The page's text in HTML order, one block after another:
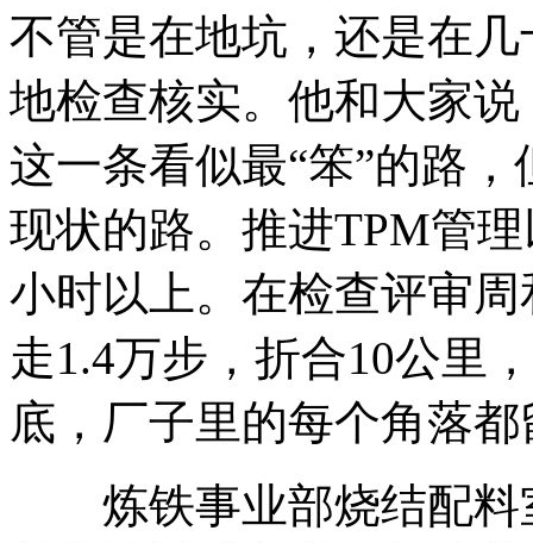
不管是在地坑，还是在
地检查核实。他和大家
这一条看似最“笨”的路
现状的路。推进TPM管
小时以上。在检查评审
走1.4万步，折合10公里
底，厂子里的每个角落
炼铁事业部烧结配料